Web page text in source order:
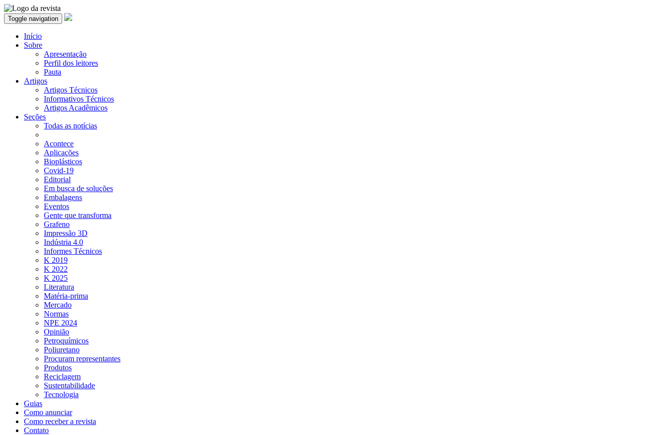
Toggle navigation
Início
Sobre
Apresentação
Perfil dos leitores
Pauta
Artigos
Artigos Técnicos
Informativos Técnicos
Artigos Acadêmicos
Seções
Todas as notícias
Acontece
Aplicações
Bioplásticos
Covid-19
Editorial
Em busca de soluções
Embalagens
Eventos
Gente que transforma
Grafeno
Impressão 3D
Indústria 4.0
Informes Técnicos
K 2019
K 2022
K 2025
Literatura
Matéria-prima
Mercado
Normas
NPE 2024
Opinião
Petroquímicos
Poliuretano
Procuram representantes
Produtos
Reciclagem
Sustentabilidade
Tecnologia
Guias
Como anunciar
Como receber a revista
Contato